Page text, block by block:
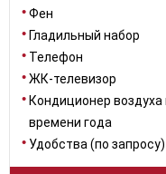
Фен
Гладильный набор
Телефон
ЖК-телевизор
Кондиционер
времени года
Удобства (по запросу)